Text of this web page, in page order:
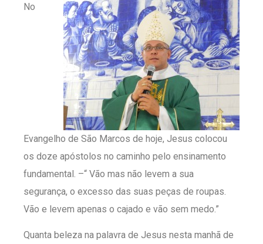
No
Evangelho de São Marcos de hoje, Jesus colocou
os doze apóstolos no caminho pelo ensinamento
fundamental. –“ Vão mas não levem a sua
segurança, o excesso das suas peças de roupas.
Vão e levem apenas o cajado e vão sem medo.”
Quanta beleza na palavra de Jesus nesta manhã de